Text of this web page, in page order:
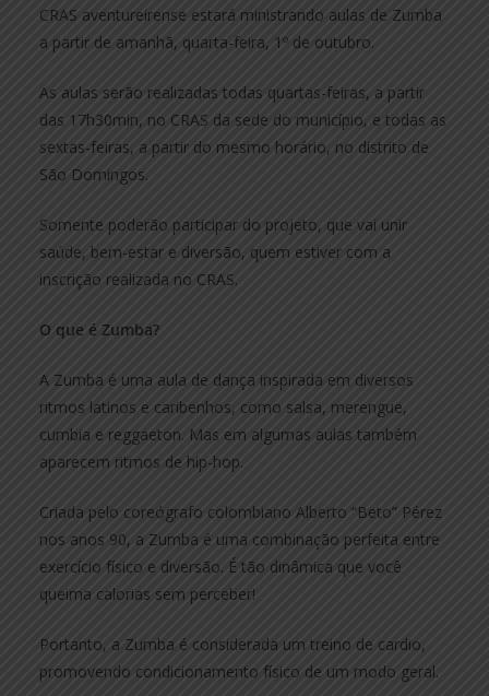
CRAS aventureirense estará ministrando aulas de Zumba
a partir de amanhã, quarta-feira, 1º de outubro.
As aulas serão realizadas todas quartas-feiras, a partir
das 17h30min, no CRAS da sede do município, e todas as
sextas-feiras, a partir do mesmo horário, no distrito de
São Domingos.
Somente poderão participar do projeto, que vai unir
saúde, bem-estar e diversão, quem estiver com a
inscrição realizada no CRAS.
O que é Zumba?
A Zumba é uma aula de dança inspirada em diversos
ritmos latinos e caribenhos, como salsa, merengue,
cumbia e reggaeton. Mas em algumas aulas também
aparecem ritmos de hip-hop.
Criada pelo coreógrafo colombiano Alberto “Beto” Pérez
nos anos 90, a Zumba é uma combinação perfeita entre
exercício físico e diversão. É tão dinâmica que você
queima calorias sem perceber!
Portanto, a Zumba é considerada um treino de cardio,
promovendo condicionamento físico de um modo geral.